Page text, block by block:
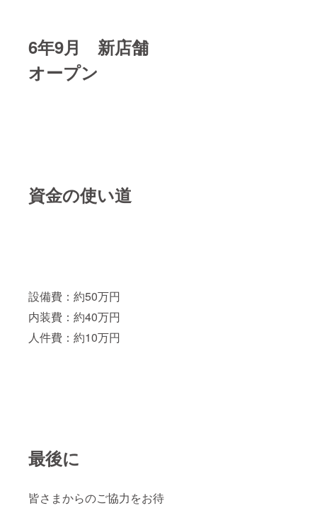
6年9月 新店舗
オープン
資金の使い道
設備費：約50万円
内装費：約40万円
人件費：約10万円
最後に
皆さまからのご協力をお待